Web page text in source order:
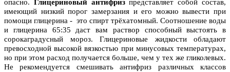
опасно. Глицериновый антифризпредставляет собой состав,
имеющий низкий порог замерзания и его можно вывести при
помощи глицерина - это спирт трёхатомный. Соотношение воды
и глицерина 65:35 даст вам раствор способный выстоять в
сорокаградусный мороз. Глицериновые жидкости обладают
превосходной высокой вязкостью при минусовых температурах,
но при этом расход получается больше, чем у тех же гликолевых.
Не рекомендуется смешивать антифриз различных классов